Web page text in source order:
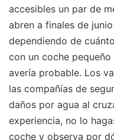
accesibles un par de
abren a finales de
dependiendo de
con un coche
avería probable. Los
las compañías de
daños por agua al
experiencia, no lo
coche y observa por